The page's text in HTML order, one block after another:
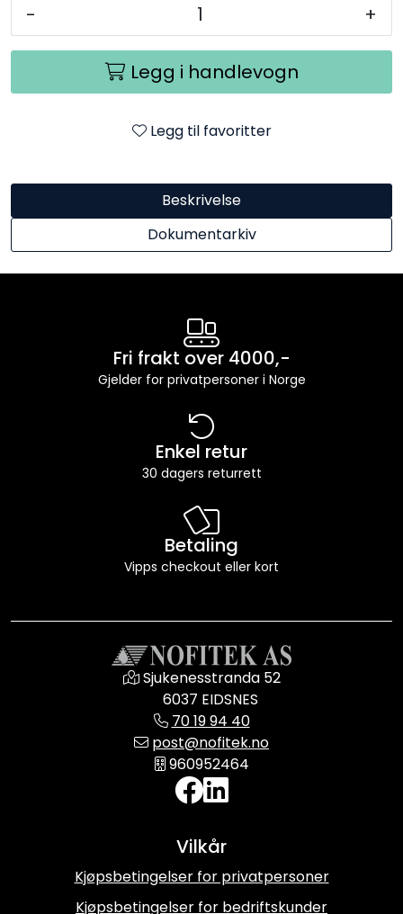
- +
Legg i handlevogn
Legg til favoritter
Beskrivelse
Dokumentarkiv
Fri frakt over 4000,-
Gjelder for privatpersoner i Norge
Enkel retur
30 dagers returrett
Betaling
Vipps checkout eller kort
Sjukenesstranda 52
6037 EIDSNES
70 19 94 40
post@nofitek.no
960952464
Vilkår
Kjøpsbetingelser for privatpersoner
Kjøpsbetingelser for bedriftskunder